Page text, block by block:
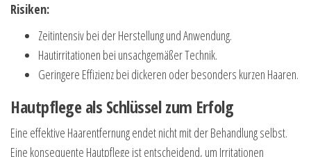
Risiken:
Zeitintensiv bei der Herstellung und Anwendung.
Hautirritationen bei unsachgemäßer Technik.
Geringere Effizienz bei dickeren oder besonders kurzen Haaren.
Hautpflege als Schlüssel zum Erfolg
Eine effektive Haarentfernung endet nicht mit der Behandlung selbst.
Eine konsequente Hautpflege ist entscheidend, um Irritationen